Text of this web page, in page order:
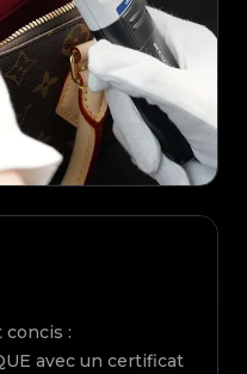
:
avec un certificat